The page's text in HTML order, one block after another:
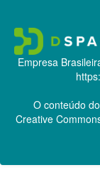
Empresa
O conteúdo
Creative